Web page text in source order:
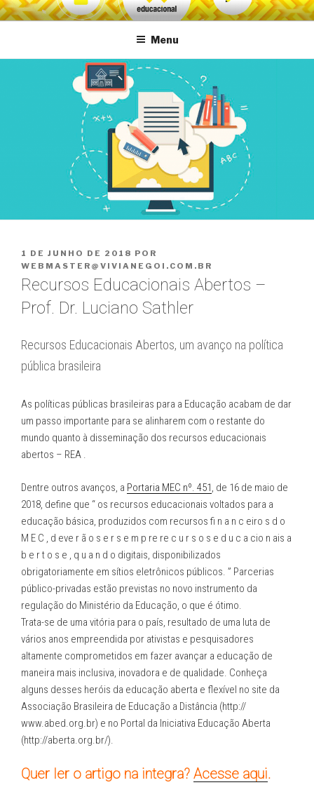
Pular
para
conteúdo
VG Educacional
Menu
PUBLICADO
EM
1 DE JUNHO DE 2018 POR
WEBMASTER@VIVIANEGOI.COM.BR
Recursos Educacionais Abertos –
Prof. Dr. Luciano Sathler
Recursos Educacionais Abertos, um avanço na política
pública brasileira
As políticas públicas brasileiras para a Educação acabam de dar
um passo importante para se alinharem com o restante do
mundo quanto à disseminação dos recursos educacionais
abertos – REA .
Dentre outros avanços, a Portaria MEC nº. 451, de 16 de maio de
2018, define que “ os recursos educacionais voltados para a
educação básica, produzidos com recursos fi n a n c eiro s d o
M E C , d eve r ã o s e r s e m p re re c u r s o s e d u c a cio n ais a
b e r t o s e , q u a n d o digitais, disponibilizados
obrigatoriamente em sítios eletrônicos públicos. ” Parcerias
público-privadas estão previstas no novo instrumento da
regulação do Ministério da Educação, o que é ótimo.
Trata-se de uma vitória para o país, resultado de uma luta de
vários anos empreendida por ativistas e pesquisadores
altamente comprometidos em fazer avançar a educação de
maneira mais inclusiva, inovadora e de qualidade. Conheça
alguns desses heróis da educação aberta e flexível no site da
Associação Brasileira de Educação a Distância (http://
www.abed.org.br) e no Portal da Iniciativa Educação Aberta
(http://aberta.org.br/).
Quer ler o artigo na integra? Acesse aqui.